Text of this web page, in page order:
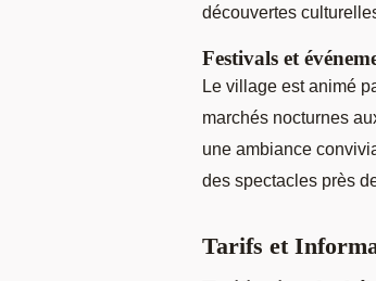
découvertes
Festivals et
Le village est animé
marchés nocturnes
une ambiance
des spectacles près
Tarifs et